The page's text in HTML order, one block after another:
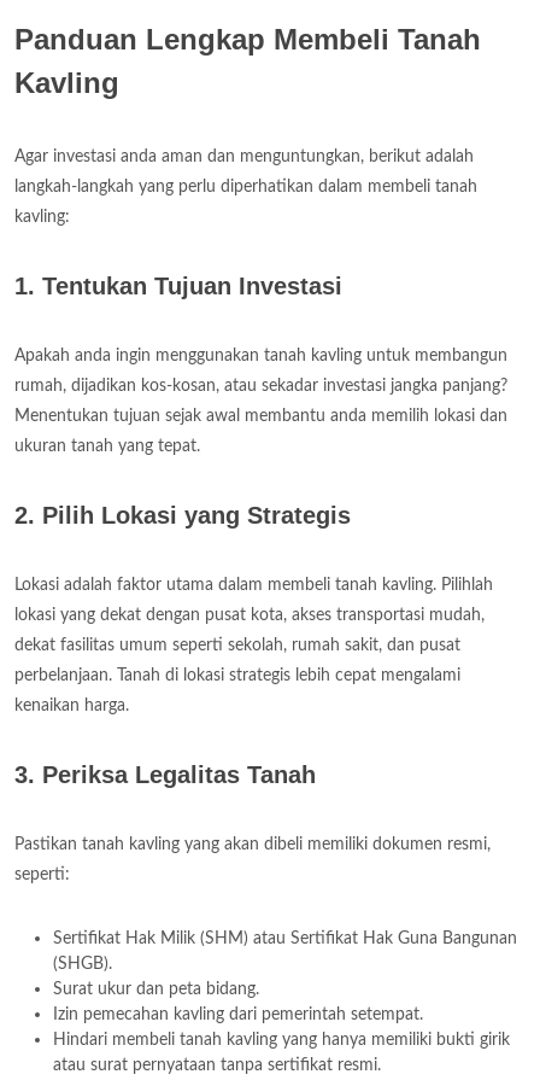
Panduan Lengkap Membeli Tanah
Kavling
Agar investasi anda aman dan menguntungkan, berikut adalah
langkah-langkah yang perlu diperhatikan dalam membeli tanah
kavling:
1. Tentukan Tujuan Investasi
Apakah anda ingin menggunakan tanah kavling untuk membangun
rumah, dijadikan kos-kosan, atau sekadar investasi jangka panjang?
Menentukan tujuan sejak awal membantu anda memilih lokasi dan
ukuran tanah yang tepat.
2. Pilih Lokasi yang Strategis
Lokasi adalah faktor utama dalam membeli tanah kavling. Pilihlah
lokasi yang dekat dengan pusat kota, akses transportasi mudah,
dekat fasilitas umum seperti sekolah, rumah sakit, dan pusat
perbelanjaan. Tanah di lokasi strategis lebih cepat mengalami
kenaikan harga.
3. Periksa Legalitas Tanah
Pastikan tanah kavling yang akan dibeli memiliki dokumen resmi,
seperti:
Sertifikat Hak Milik (SHM) atau Sertifikat Hak Guna Bangunan
(SHGB).
Surat ukur dan peta bidang.
Izin pemecahan kavling dari pemerintah setempat.
Hindari membeli tanah kavling yang hanya memiliki bukti girik
atau surat pernyataan tanpa sertifikat resmi.